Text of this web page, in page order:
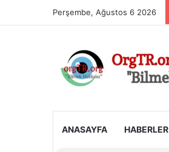
Perşembe, Ağustos 6 2026
ANASAYFA HABERLER